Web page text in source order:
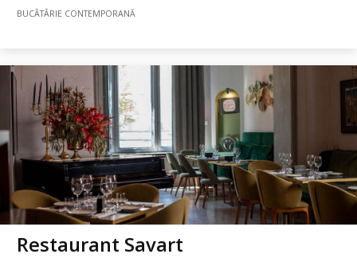
BUCÃTÃRIE CONTEMPORANĂ
Restaurant Savart